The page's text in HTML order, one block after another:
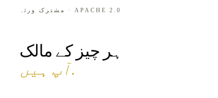
مشترک ورثہ · APACHE 2.0
ہر چیز کے مالک
آپ ہیں.